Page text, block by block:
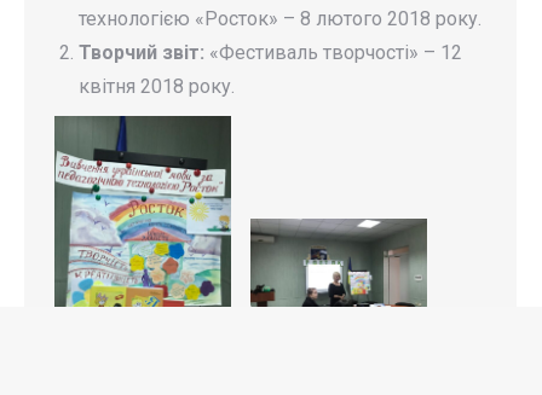
технологією «Росток» – 8 лютого 2018 року.
Творчий звіт: «Фестиваль творчості» – 12
квітня 2018 року.